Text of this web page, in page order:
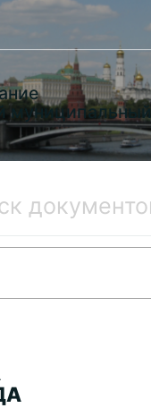
муниципальный